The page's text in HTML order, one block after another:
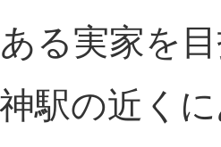
る実家を
駅の近く